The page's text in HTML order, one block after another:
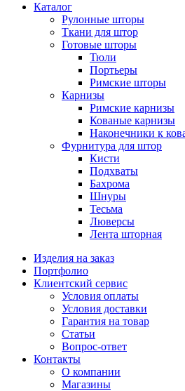
Каталог
Рулонные шторы
Ткани для штор
Готовые шторы
Тюли
Портьеры
Римские шторы
Карнизы
Римские карнизы
Кованые карнизы
Наконечники к
Фурнитура для штор
Кисти
Подхваты
Бахрома
Шнуры
Тесьма
Люверсы
Лента шторная
Изделия на заказ
Портфолио
Клиентский сервис
Условия оплаты
Условия доставки
Гарантия на товар
Статьи
Вопрос-ответ
Контакты
О компании
Магазины